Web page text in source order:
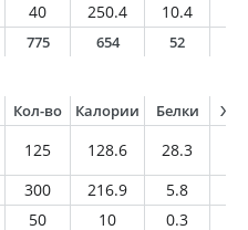
40 250.4 10.4
775 654 52
Кол-во Калории Белки
125 128.6 28.3
300 216.9 5.8
50 10 0.3